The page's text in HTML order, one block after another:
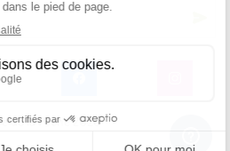
de la Pêche 2026